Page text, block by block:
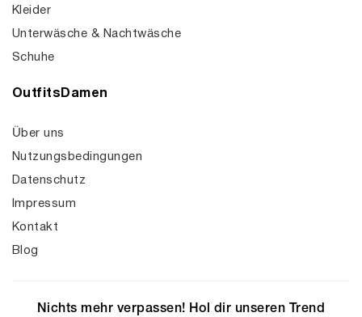
Kleider
Unterwäsche & Nachtwäsche
Schuhe
OutfitsDamen
Über uns
Nutzungsbedingungen
Datenschutz
Impressum
Kontakt
Blog
Nichts mehr verpassen! Hol dir unseren Trend